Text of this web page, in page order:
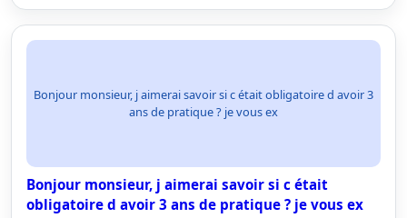
Bonjour monsieur, j aimerai savoir si c était obligatoire d avoir 3
ans de pratique ? je vous ex
Bonjour monsieur, j aimerai savoir si c était
obligatoire d avoir 3 ans de pratique ? je vous ex